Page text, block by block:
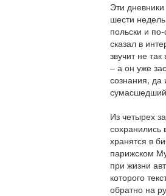
Эти
шести
польски и
сказал в
звучит не
– а он уже
сознания, да
Из четырех
сохранились
хранятся в
парижском
при жизни
которого
обратно на